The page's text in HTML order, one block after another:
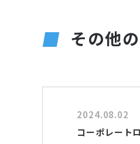
その他
2024.08.02
コーポレート